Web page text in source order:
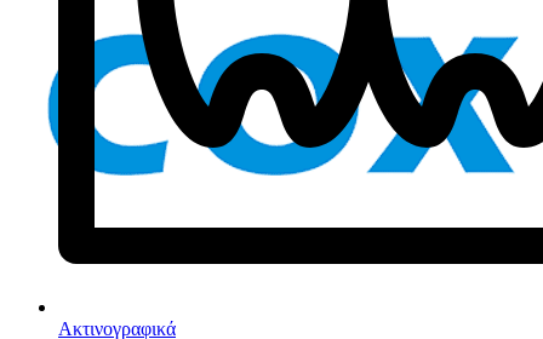
Ακτινογραφικά